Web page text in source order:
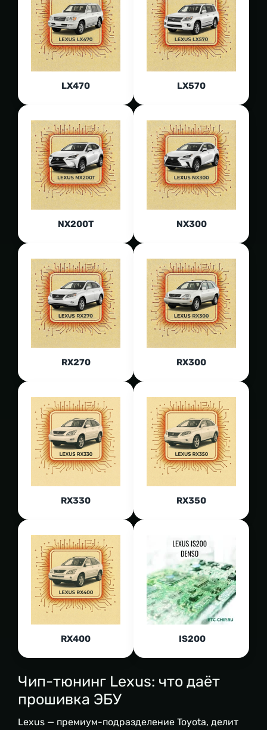
LX470 LX570
NX200T NX300
RX270 RX300
RX330 RX350
RX400 IS200
Чип-тюнинг Lexus: что даёт
прошивка ЭБУ
Lexus — премиум-подразделение Toyota, делит